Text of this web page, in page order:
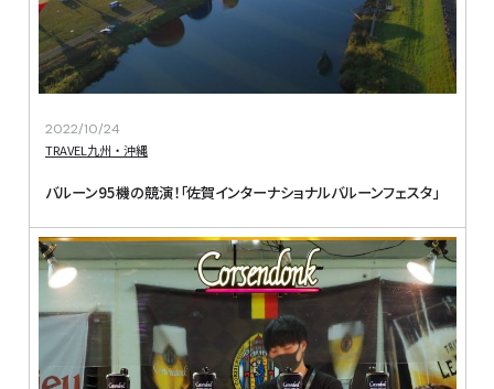
2022/10/24
TRAVEL九州・沖縄
バルーン95機の競演！「佐賀インターナショナルバルーンフェスタ」